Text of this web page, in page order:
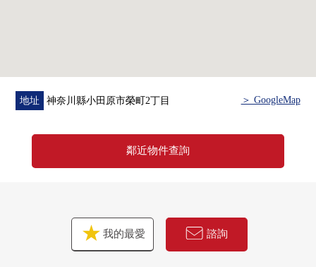
地址 神奈川縣小田原市榮町2丁目 ＞ GoogleMap
鄰近物件查詢
我的最愛 諮詢